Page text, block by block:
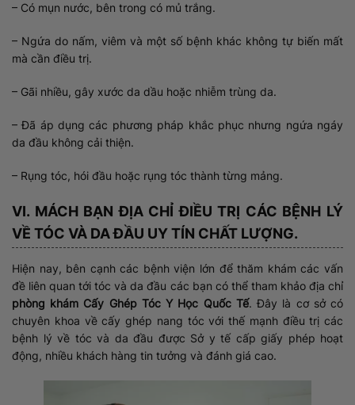
– Có mụn nước, bên trong có mủ trắng.
– Ngứa do nấm, viêm và một số bệnh khác không tự biến mất
mà cần điều trị.
– Gãi nhiều, gây xước da dầu hoặc nhiễm trùng da.
– Đã áp dụng các phương pháp khắc phục nhưng ngứa ngáy
da đầu không cải thiện.
– Rụng tóc, hói đầu hoặc rụng tóc thành từng mảng.
VI. MÁCH BẠN ĐỊA CHỈ ĐIỀU TRỊ CÁC BỆNH LÝ
VỀ TÓC VÀ DA ĐẦU UY TÍN CHẤT LƯỢNG.
Hiện nay, bên cạnh các bệnh viện lớn để thăm khám các vấn
đề liên quan tới tóc và da đầu các bạn có thể tham khảo địa chỉ
phòng khám Cấy Ghép Tóc Y Học Quốc Tế. Đây là cơ sở có
chuyên khoa về cấy ghép nang tóc với thế mạnh điều trị các
bệnh lý về tóc và da đầu được Sở y tế cấp giấy phép hoạt
động, nhiều khách hàng tin tưởng và đánh giá cao.